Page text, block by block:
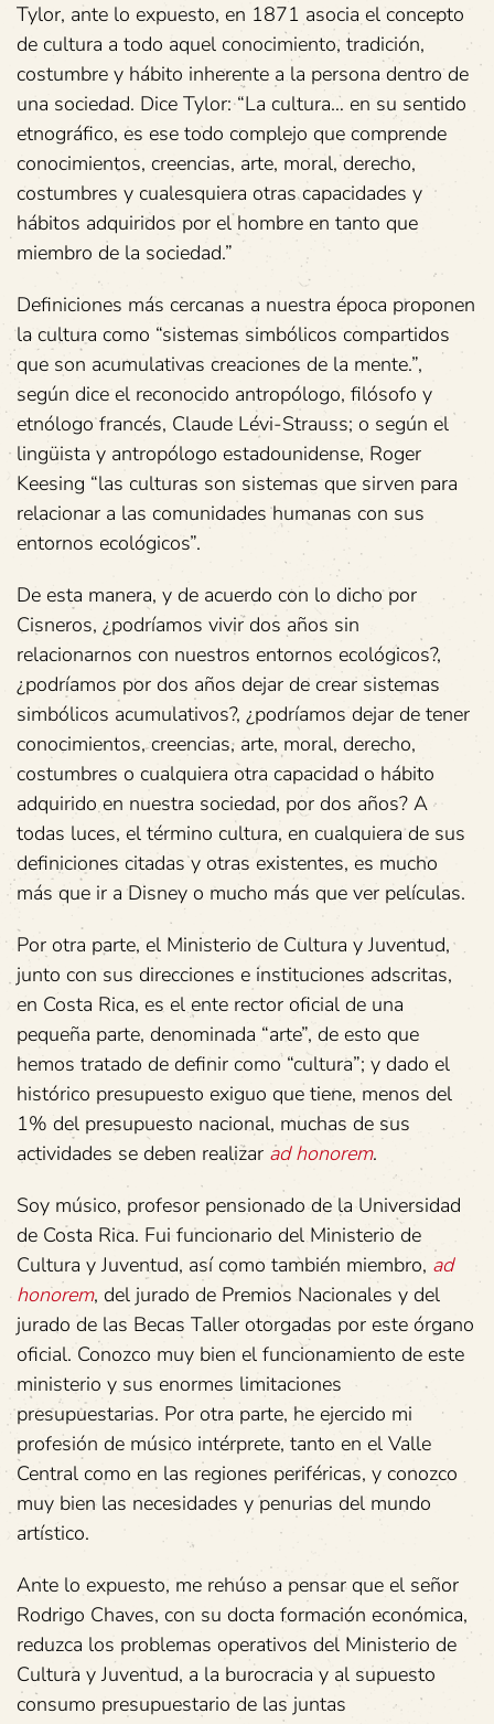
Tylor, ante lo expuesto, en 1871 asocia el concepto
de cultura a todo aquel conocimiento, tradición,
costumbre y hábito inherente a la persona dentro de
una sociedad. Dice Tylor: “La cultura… en su sentido
etnográfico, es ese todo complejo que comprende
conocimientos, creencias, arte, moral, derecho,
costumbres y cualesquiera otras capacidades y
hábitos adquiridos por el hombre en tanto que
miembro de la sociedad.”
Definiciones más cercanas a nuestra época proponen
la cultura como “sistemas simbólicos compartidos
que son acumulativas creaciones de la mente.”,
según dice el reconocido antropólogo, filósofo y
etnólogo francés, Claude Lévi-Strauss; o según el
lingüista y antropólogo estadounidense, Roger
Keesing “las culturas son sistemas que sirven para
relacionar a las comunidades humanas con sus
entornos ecológicos”.
De esta manera, y de acuerdo con lo dicho por
Cisneros, ¿podríamos vivir dos años sin
relacionarnos con nuestros entornos ecológicos?,
¿podríamos por dos años dejar de crear sistemas
simbólicos acumulativos?, ¿podríamos dejar de tener
conocimientos, creencias, arte, moral, derecho,
costumbres o cualquiera otra capacidad o hábito
adquirido en nuestra sociedad, por dos años? A
todas luces, el término cultura, en cualquiera de sus
definiciones citadas y otras existentes, es mucho
más que ir a Disney o mucho más que ver películas.
Por otra parte, el Ministerio de Cultura y Juventud,
junto con sus direcciones e instituciones adscritas,
en Costa Rica, es el ente rector oficial de una
pequeña parte, denominada “arte”, de esto que
hemos tratado de definir como “cultura”; y dado el
histórico presupuesto exiguo que tiene, menos del
1% del presupuesto nacional, muchas de sus
actividades se deben realizar ad honorem.
Soy músico, profesor pensionado de la Universidad
de Costa Rica. Fui funcionario del Ministerio de
Cultura y Juventud, así como también miembro, ad
honorem, del jurado de Premios Nacionales y del
jurado de las Becas Taller otorgadas por este órgano
oficial. Conozco muy bien el funcionamiento de este
ministerio y sus enormes limitaciones
presupuestarias. Por otra parte, he ejercido mi
profesión de músico intérprete, tanto en el Valle
Central como en las regiones periféricas, y conozco
muy bien las necesidades y penurias del mundo
artístico.
Ante lo expuesto, me rehúso a pensar que el señor
Rodrigo Chaves, con su docta formación económica,
reduzca los problemas operativos del Ministerio de
Cultura y Juventud, a la burocracia y al supuesto
consumo presupuestario de las juntas